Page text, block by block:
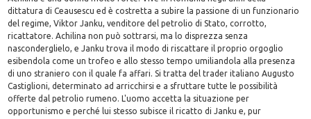
dittatura di Ceausescu ed è costretta a subire la passione di un funzionario
del regime, Viktor Janku, venditore del petrolio di Stato, corrotto,
ricattatore. Achilina non può sottrarsi, ma lo disprezza senza
nasconderglielo, e Janku trova il modo di riscattare il proprio orgoglio
esibendola come un trofeo e allo stesso tempo umiliandola alla presenza
di uno straniero con il quale fa affari. Si tratta del trader italiano Augusto
Castiglioni, determinato ad arricchirsi e a sfruttare tutte le possibilità
offerte dal petrolio rumeno. L'uomo accetta la situazione per
opportunismo e perché lui stesso subisce il ricatto di Janku e, pur